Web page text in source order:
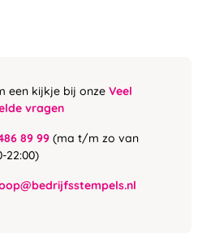
een kijkje bij onze Veel
vragen
89 99 (ma t/m zo van
22:00)